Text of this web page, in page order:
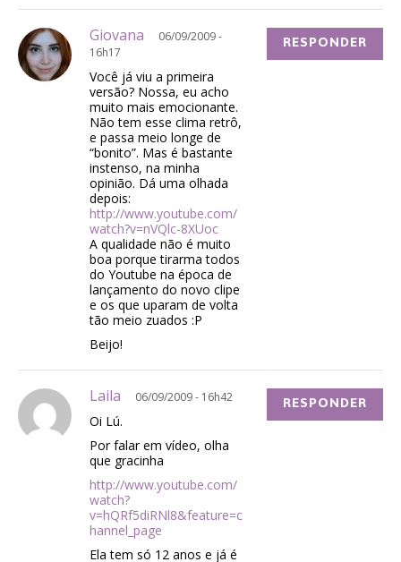
Giovana
06/09/2009 -
16h17
Você já viu a primeira
versão? Nossa, eu acho
muito mais emocionante.
Não tem esse clima retrô,
e passa meio longe de
“bonito”. Mas é bastante
instenso, na minha
opinião. Dá uma olhada
depois:
http://www.youtube.com/
watch?v=nVQlc-8XUoc
A qualidade não é muito
boa porque tirarma todos
do Youtube na época de
lançamento do novo clipe
e os que uparam de volta
tão meio zuados :P
Beijo!
RESPONDER
Laila 06/09/2009 - 16h42
Oi Lú.
Por falar em vídeo, olha
que gracinha
http://www.youtube.com/
watch?
v=hQRf5diRNl8&feature=c
hannel_page
Ela tem só 12 anos e já é
RESPONDER